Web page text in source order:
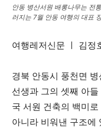
안동 병산서원 배롱나무는 전
러지는 7월 안동 여행의 대표
여행레저신문 ㅣ 김정
경북 안동시 풍천면
선생과 그의 셋째 아
국 서원 건축의 백미
아니라 비워낸 구조에